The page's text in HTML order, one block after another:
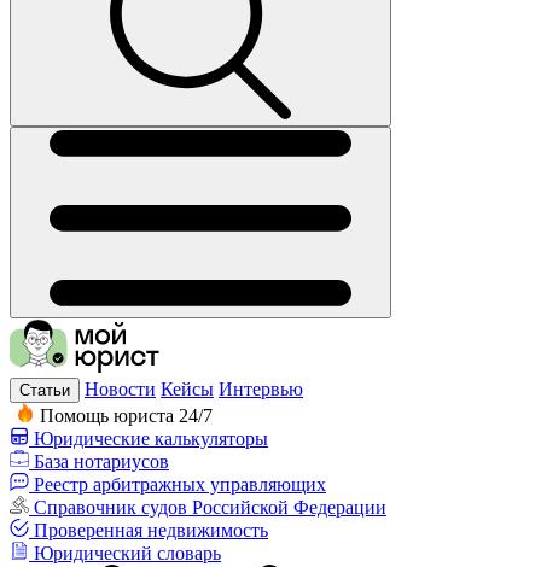
Статьи Новости Кейсы Интервью
Помощь юриста 24/7
Юридические калькуляторы
База нотариусов
Реестр арбитражных управляющих
Справочник судов Российской Федерации
Проверенная недвижимость
Юридический словарь